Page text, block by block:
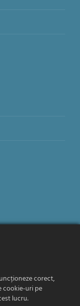
corect,
cookie-uri pe
lucru.